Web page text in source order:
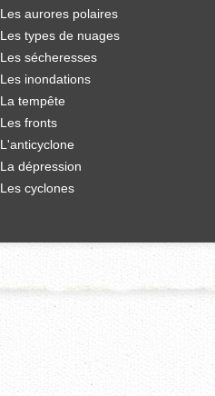
Les aurores polaires
Les types de nuages
Les sécheresses
Les inondations
La tempête
Les fronts
L'anticyclone
La dépression
Les cyclones